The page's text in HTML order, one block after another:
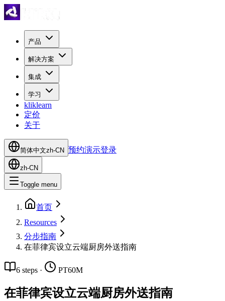
产品
解决方案
集成
学习
kliklearn
定价
关于
简体中文zh-CN 预约演示登录
zh-CN
Toggle menu
首页
Resources
分步指南
在菲律宾设立云端厨房外送指南
6 steps · PT60M
在菲律宾设立云端厨房外送指南